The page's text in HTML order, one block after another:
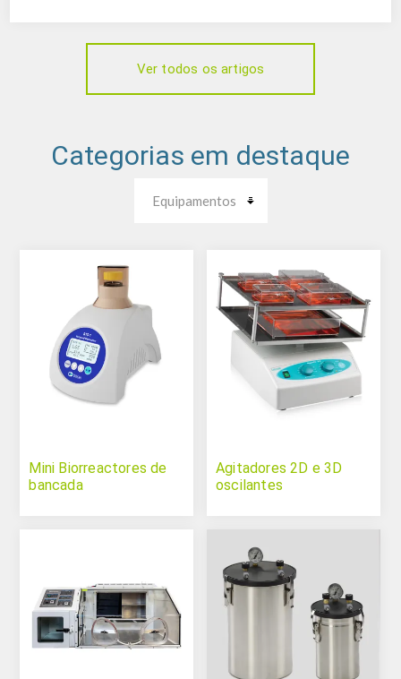
Ver todos os artigos
Categorias em destaque
Mini Biorreactores de
bancada
Agitadores 2D e 3D
oscilantes